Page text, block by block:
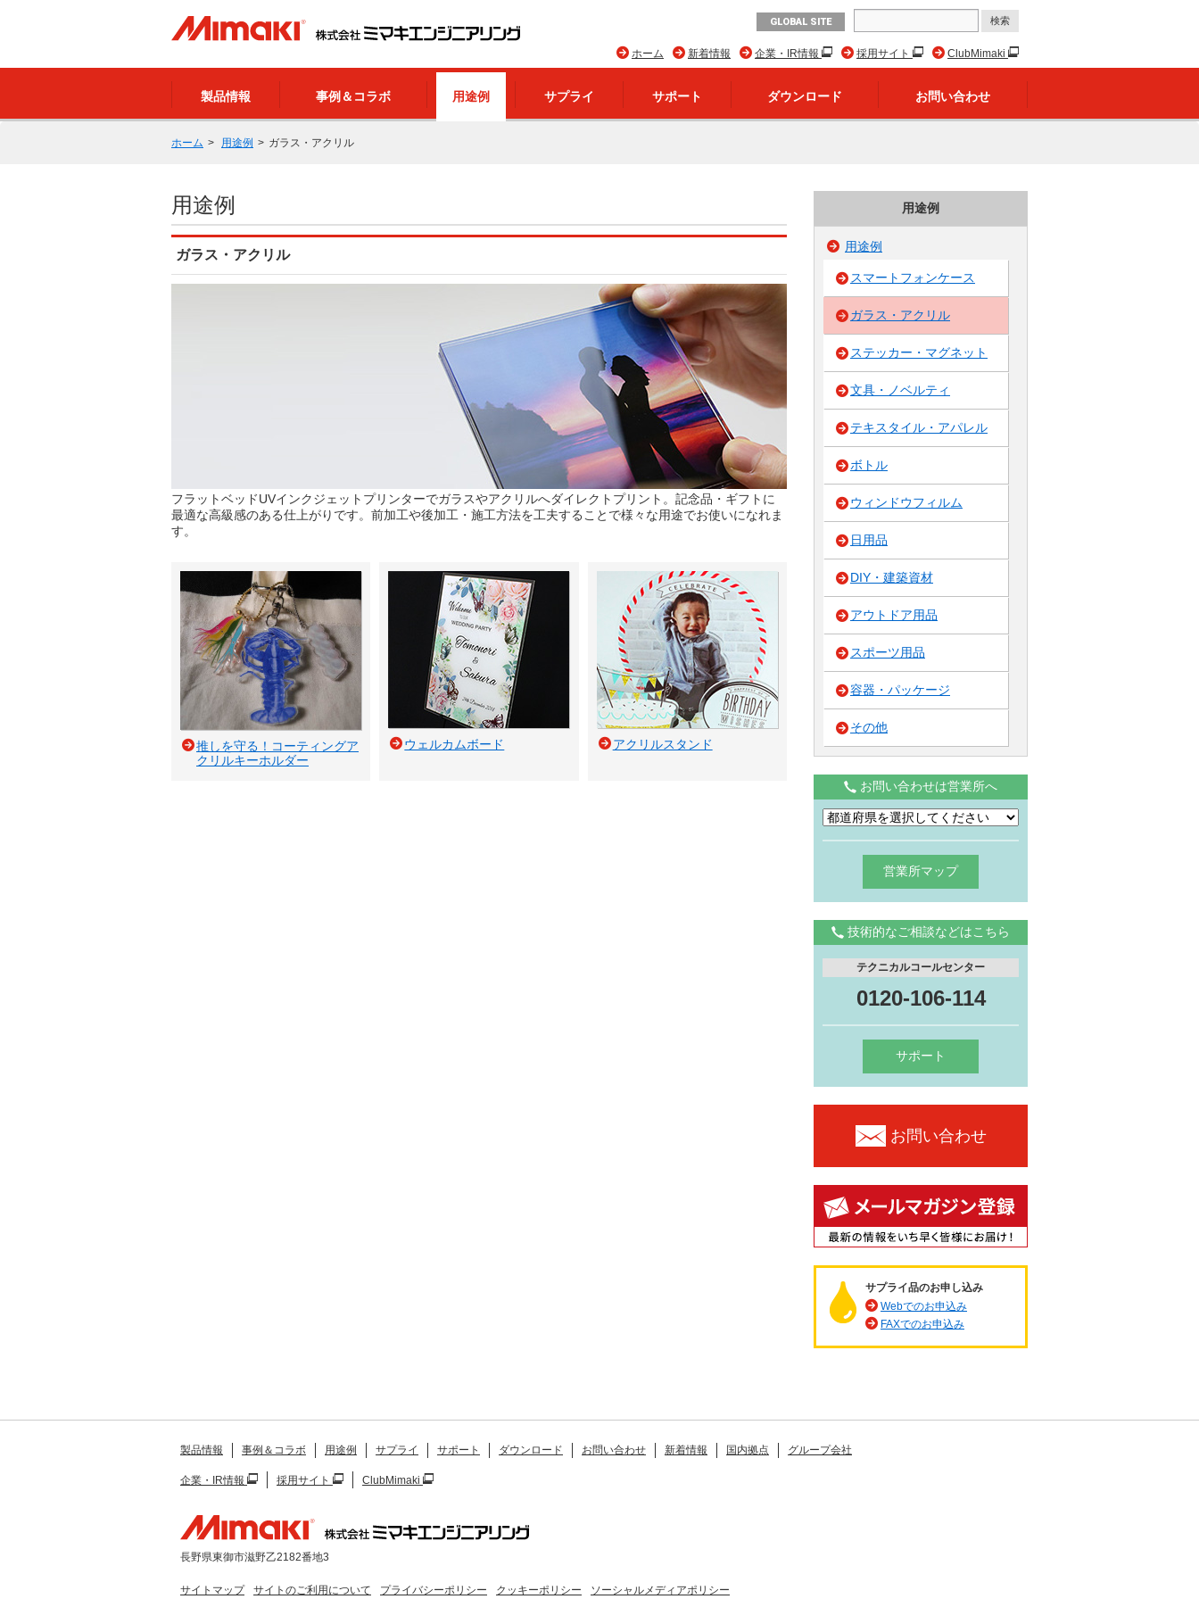
GLOBAL SITE
ClubMimaki
採用サイト
企業・IR情報
新着情報
ホーム
製品情報 事例＆コラボ 用途例 サプライ サポート ダウンロード お問い合わせ
ホーム 用途例 ガラス・アクリル
用途例
ガラス・アクリル
フラットベッドUVインクジェットプリンターでガラスやアクリルへダイレクトプリント。記念品・ギフトに
最適な高級感のある仕上がりです。前加工や後加工・施工方法を工夫することで様々な用途でお使いになれま
す。
推しを守る！コーティングア
クリルキーホルダー
ウェルカムボード アクリルスタンド
用途例
用途例
スマートフォンケース
ガラス・アクリル
ステッカー・マグネット
文具・ノベルティ
テキスタイル・アパレル
ボトル
ウィンドウフィルム
日用品
DIY・建築資材
アウトドア用品
スポーツ用品
容器・パッケージ
その他
お問い合わせは営業所へ
営業所マップ
技術的なご相談などはこちら
テクニカルコールセンター
0120-106-114
サポート
お問い合わせ
サプライ品のお申し込み
Webでのお申込み
FAXでのお申込み
製品情報 事例＆コラボ 用途例 サプライ サポート ダウンロード お問い合わせ 新着情報 国内拠点 グループ会社
企業・IR情報 採用サイト ClubMimaki
長野県東御市滋野乙2182番地3
サイトマップ サイトのご利用について プライバシーポリシー クッキーポリシー ソーシャルメディアポリシー